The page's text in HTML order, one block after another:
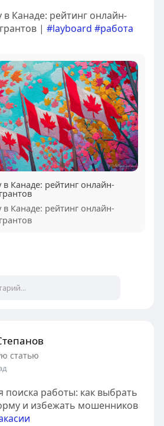
в Канаде: рейтинг онлайн-
| #layboard #работа
в Канаде: рейтинг онлайн-
в Канаде: рейтинг онлайн-
статью
поиска работы: как выбрать
и избежать мошенников